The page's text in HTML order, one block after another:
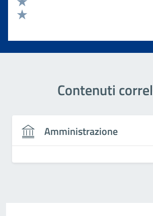
Valuta 2 stelle su 5
Contenuti
Amministrazione